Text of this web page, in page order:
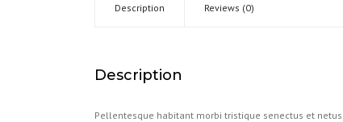
Description Reviews (0)
Description
Pellentesque habitant morbi tristique senectus et